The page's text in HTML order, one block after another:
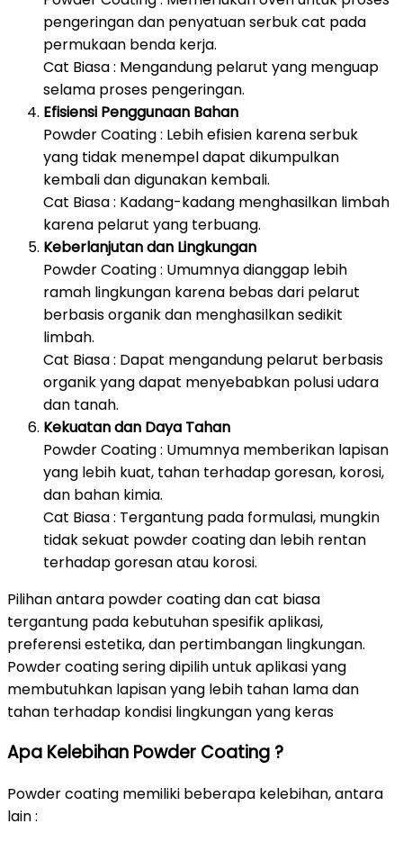
pengeringan dan penyatuan serbuk cat pada
permukaan benda kerja.
Cat Biasa : Mengandung pelarut yang menguap
selama proses pengeringan.
Efisiensi Penggunaan Bahan
Powder Coating : Lebih efisien karena serbuk
yang tidak menempel dapat dikumpulkan
kembali dan digunakan kembali.
Cat Biasa : Kadang-kadang menghasilkan limbah
karena pelarut yang terbuang.
Keberlanjutan dan Lingkungan
Powder Coating : Umumnya dianggap lebih
ramah lingkungan karena bebas dari pelarut
berbasis organik dan menghasilkan sedikit
limbah.
Cat Biasa : Dapat mengandung pelarut berbasis
organik yang dapat menyebabkan polusi udara
dan tanah.
Kekuatan dan Daya Tahan
Powder Coating : Umumnya memberikan lapisan
yang lebih kuat, tahan terhadap goresan, korosi,
dan bahan kimia.
Cat Biasa : Tergantung pada formulasi, mungkin
tidak sekuat powder coating dan lebih rentan
terhadap goresan atau korosi.
Pilihan antara powder coating dan cat biasa
tergantung pada kebutuhan spesifik aplikasi,
preferensi estetika, dan pertimbangan lingkungan.
Powder coating sering dipilih untuk aplikasi yang
membutuhkan lapisan yang lebih tahan lama dan
tahan terhadap kondisi lingkungan yang keras
Apa Kelebihan Powder Coating ?
Powder coating memiliki beberapa kelebihan, antara
lain :